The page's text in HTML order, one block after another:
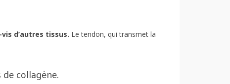
d’autres tissus. Le tendon, qui transmet la
collagène.